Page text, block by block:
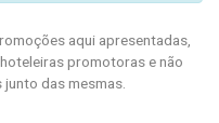
aqui apresentadas,
promotoras e não
das mesmas.